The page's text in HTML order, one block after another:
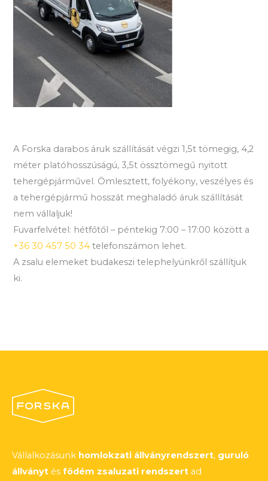
A Forska darabos áruk szállítását végzi 1,5t tömegig, 4,2
méter platóhosszúságú, 3,5t össztömegű nyitott
tehergépjárművel. Ömlesztett, folyékony, veszélyes és
a tehergépjármű hosszát meghaladó áruk szállítását
nem vállaljuk!
Fuvarfelvétel: hétfőtől – péntekig 7:00 – 17:00 között a
+36 30 457 50 34 telefonszámon lehet.
A zsalu elemeket budakeszi telephelyünkről szállítjuk
ki.
Vállalkozásunk homlokzati állványrendszert, guruló
állványt és födém zsaluzati rendszert ad